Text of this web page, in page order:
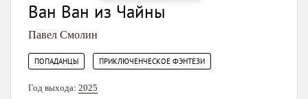
Ван Ван из Чайны
Павел Смолин
ПОПАДАНЦЫ ПРИКЛЮЧЕНЧЕСКОЕ ФЭНТЕЗИ
Год выхода: 2025